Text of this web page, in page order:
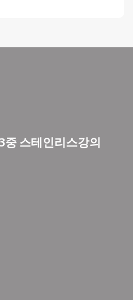
중 스테인리스강의